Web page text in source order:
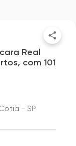
Real
com 101
- SP